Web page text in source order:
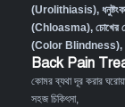
(Urolithiasis),
(Chloasma),
(Color Blindness),
Back Pain
কোমর ব্যথা দূর করার
সহজ চিকিৎসা,